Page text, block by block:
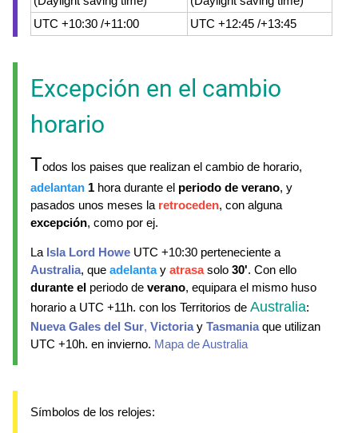
UTC +10:30 /+11:00 UTC +12:45 /+13:45
Excepción en el cambio
horario
Todos los paises que realizan el cambio de horario,
adelantan 1 hora durante el periodo de verano, y
pasados unos meses la retroceden, con alguna
excepción, como por ej.
La Isla Lord Howe UTC +10:30 perteneciente a
Australia, que adelantay atrasasolo 30'. Con ello
durante el periodo de verano, equipara el mismo huso
horario a UTC +11h. con los Territorios de Australia:
Nueva Gales del Sur, Victoriay Tasmaniaque utilizan
UTC +10h. en invierno. Mapa de Australia
Símbolos de los relojes: